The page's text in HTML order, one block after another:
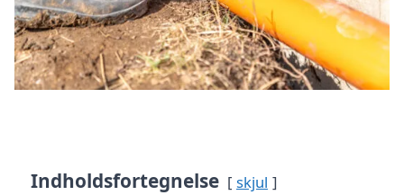
Indholdsfortegnelse skjul